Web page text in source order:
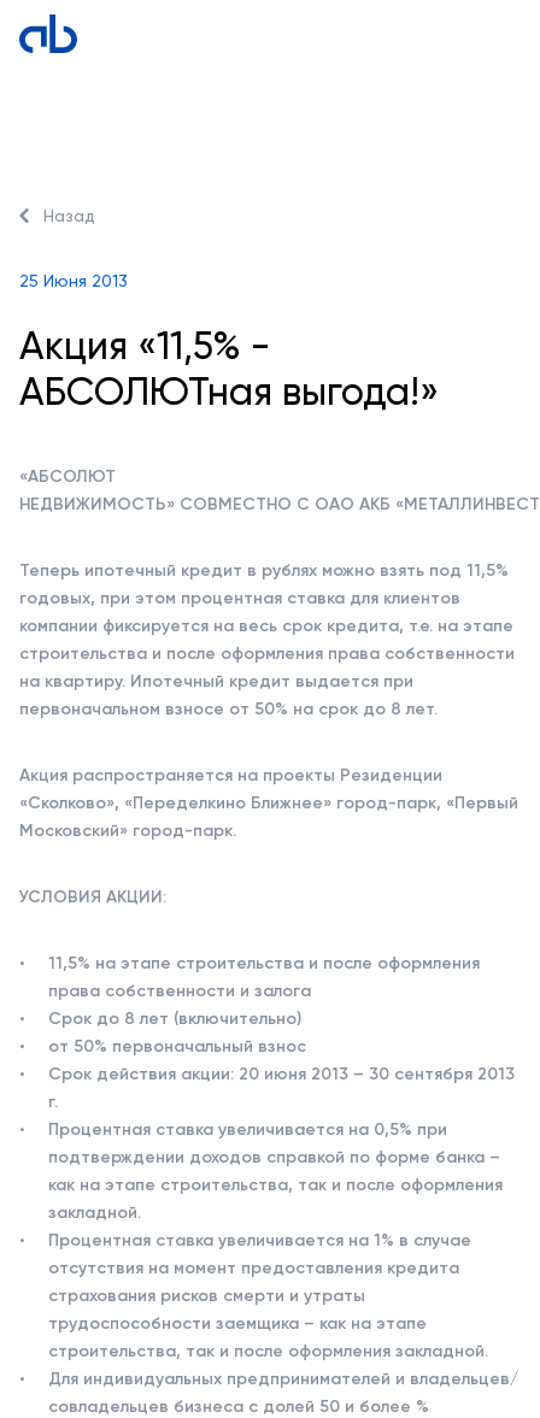
Назад
25 Июня 2013
Акция «11,5% -
АБСОЛЮТная выгода!»
«АБСОЛЮТ
НЕДВИЖИМОСТЬ» СОВМЕСТНО С ОАО АКБ
Теперь ипотечный кредит в рублях можно взять под 11,5%
годовых, при этом процентная ставка для клиентов
компании фиксируется на весь срок кредита, т.е. на этапе
строительства и после оформления права собственности
на квартиру. Ипотечный кредит выдается при
первоначальном взносе от 50% на срок до 8 лет.
Акция распространяется на проекты Резиденции
«Сколково», «Переделкино Ближнее» город-парк, «Первый
Московский» город-парк.
УСЛОВИЯ АКЦИИ:
11,5% на этапе строительства и после оформления
права собственности и залога
Срок до 8 лет (включительно)
от 50% первоначальный взнос
Срок действия акции: 20 июня 2013 – 30 сентября 2013
г.
Процентная ставка увеличивается на 0,5% при
подтверждении доходов справкой по форме банка –
как на этапе строительства, так и после оформления
закладной.
Процентная ставка увеличивается на 1% в случае
отсутствия на момент предоставления кредита
страхования рисков смерти и утраты
трудоспособности заемщика – как на этапе
строительства, так и после оформления закладной.
Для индивидуальных предпринимателей и владельцев/
совладельцев бизнеса с долей 50 и более %